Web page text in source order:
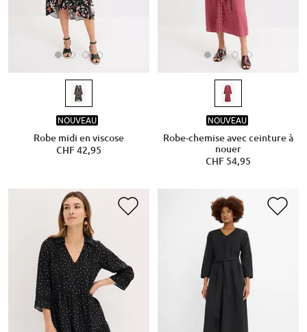
NOUVEAU
Robe midi en viscose
CHF 42,95
NOUVEAU
Robe-chemise avec ceinture à
nouer
CHF 54,95